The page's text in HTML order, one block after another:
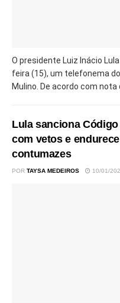
O presidente Luiz Inácio
feira (15), um telefonema
Mulino. De acordo com nota
Lula sanciona
com vetos e
contumazes
POR TAYSA MEDEIROS 10/01/